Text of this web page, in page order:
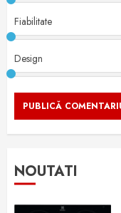
Fiabilitate
Design
NOUTATI